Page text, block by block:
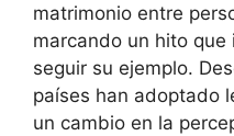
matrimonio entre
marcando un hito que
seguir su ejemplo.
países han adoptado
un cambio en la